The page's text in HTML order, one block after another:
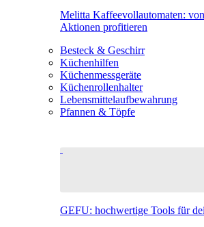
Melitta Kaffeevollautomaten:
Aktionen profitieren
Besteck & Geschirr
Küchenhilfen
Küchenmessgeräte
Küchenrollenhalter
Lebensmittelaufbewahrung
Pfannen & Töpfe
GEFU: hochwertige Tools für